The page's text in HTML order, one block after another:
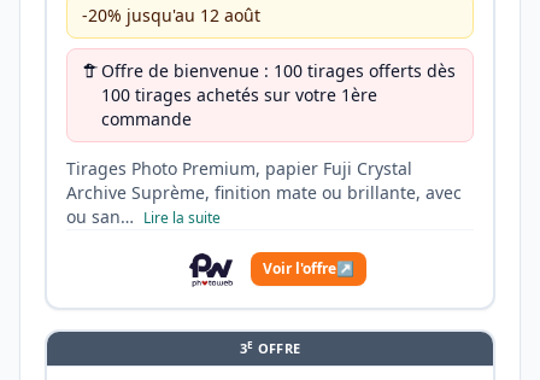
-20% jusqu'au 12 août
Offre de bienvenue : 100 tirages offerts dès
100 tirages achetés sur votre 1ère
commande
Tirages Photo Premium, papier Fuji Crystal
Archive Suprème, finition mate ou brillante, avec
ou san… Lire la suite
Voir l'offre↗
3E OFFRE